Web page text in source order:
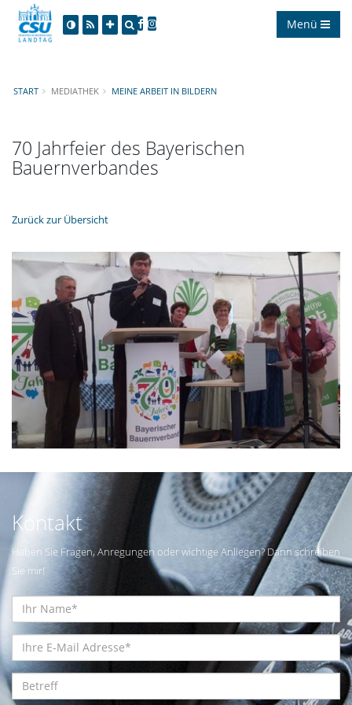
Menü
START MEDIATHEK MEINE ARBEIT IN BILDERN
70 Jahrfeier des Bayerischen
Bauernverbandes
Zurück zur Übersicht
Kontakt
Haben Sie Fragen, Anregungen oder wichtige Anliegen? Dann schreiben
Sie mir!